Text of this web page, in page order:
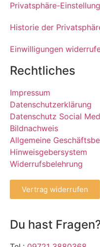
Privatsphäre-
Historie der
Einwilligungen
Rechtliches
Impressum
Datenschutzerklärung
Datenschutz Social
Bildnachweis
Allgemeine
Hinweisgebersystem
Widerrufsbelehrung
Vertrag widerrufen
Du hast